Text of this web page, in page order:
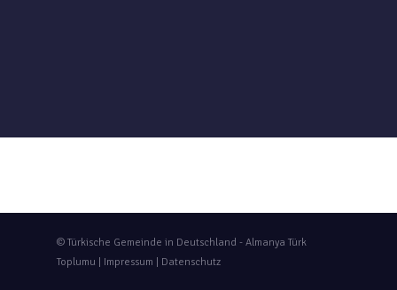
© Türkische Gemeinde in Deutschland - Almanya Türk
Toplumu | Impressum Datenschutz